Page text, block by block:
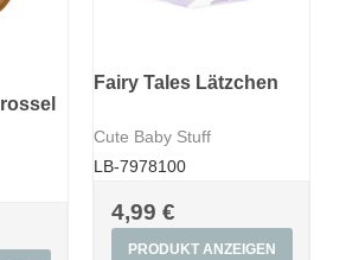
Fairy Tales Lätzchen
Cute Baby Stuff
LB-7978100
4,99 €
PRODUKT ANZEIGEN